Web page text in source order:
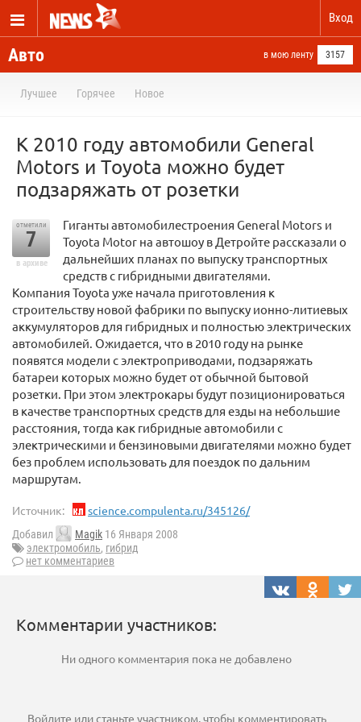
Вход
Авто в мою ленту 3157
Лучшее Горячее Новое
К 2010 году автомобили General
Motors и Toyota можно будет
подзаряжать от розетки
отметили
7
в архиве
Гиганты автомобилестроения General Motors и
Toyota Motor на автошоу в Детройте рассказали о
дальнейших планах по выпуску транспортных
средств с гибридными двигателями.
Компания Toyota уже начала приготовления к
строительству новой фабрики по выпуску ионно-литиевых
аккумуляторов для гибридных и полностью электрических
автомобилей. Ожидается, что в 2010 году на рынке
появятся модели с электроприводами, подзаряжать
батареи которых можно будет от обычной бытовой
розетки. При этом электрокары будут позиционироваться
в качестве транспортных средств для езды на небольшие
расстояния, тогда как гибридные автомобили с
электрическими и бензиновыми двигателями можно будет
без проблем использовать для поездок по дальним
маршрутам.
Источник: science.compulenta.ru/345126/
Добавил Magik 16 Января 2008
электромобиль, гибрид
нет комментариев
Комментарии участников:
Ни одного комментария пока не добавлено
Войдите илистаньте участником, чтобы комментировать